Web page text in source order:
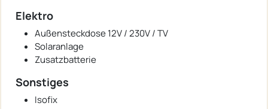
Elektro
Außensteckdose 12V / 230V / TV
Solaranlage
Zusatzbatterie
Sonstiges
Isofix